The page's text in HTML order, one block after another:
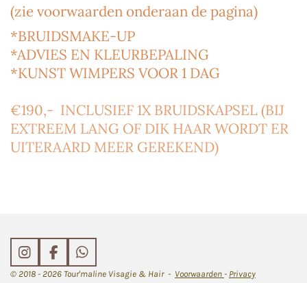
(zie voorwaarden onderaan de pagina)
*BRUIDSMAKE-UP
*ADVIES EN KLEURBEPALING
*KUNST WIMPERS VOOR 1 DAG
€190,- INCLUSIEF 1X BRUIDSKAPSEL (BIJ
EXTREEM LANG OF DIK HAAR WORDT ER
UITERAARD MEER GEREKEND)
I
n
F
a
W
h
© 2018 - 2026 Tour'maline Visagie & Hair - Voorwaarden - Privacy